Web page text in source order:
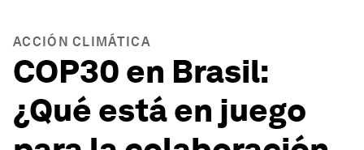
ACCIÓN CLIMÁTICA
COP30 en Brasil:
¿Qué está en juego